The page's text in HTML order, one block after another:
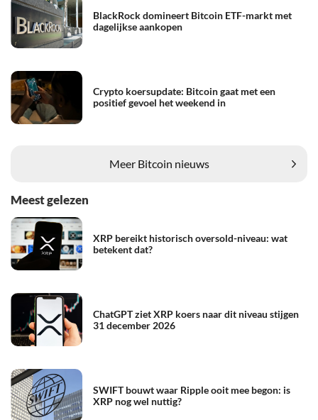
BlackRock domineert Bitcoin ETF-markt met
dagelijkse aankopen
Crypto koersupdate: Bitcoin gaat met een
positief gevoel het weekend in
Meer Bitcoin nieuws
Meest gelezen
XRP bereikt historisch oversold-niveau: wat
betekent dat?
ChatGPT ziet XRP koers naar dit niveau stijgen
31 december 2026
SWIFT bouwt waar Ripple ooit mee begon: is
XRP nog wel nuttig?